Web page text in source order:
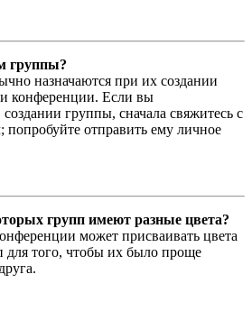
группы?
назначаются при их создании
конференции. Если вы
группы, сначала свяжитесь с
попробуйте отправить ему личное
групп имеют разные цвета?
может присваивать цвета
для того, чтобы их было проще